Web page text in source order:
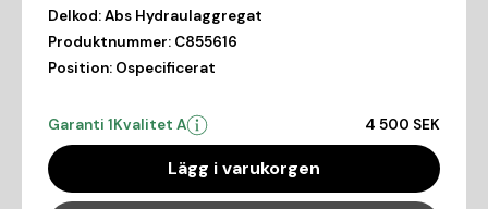
Delkod:Abs Hydraulaggregat
Produktnummer: C855616
Position: Ospecificerat
Garanti 1Kvalitet A 4 500 SEK
Lägg i varukorgen